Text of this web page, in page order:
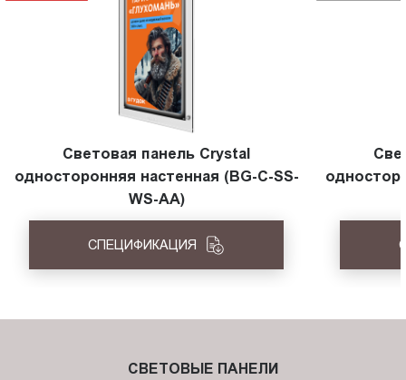
Световая панель Crystal
односторонняя настенная (BG-C-SS-
WS-AA)
СПЕЦИФИКАЦИЯ
СВЕТОВЫЕ ПАНЕЛИ